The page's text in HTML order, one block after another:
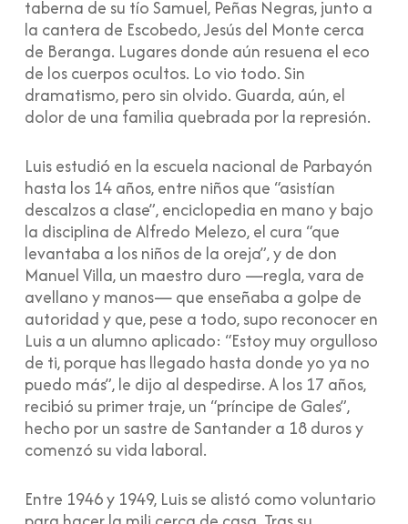
taberna de su tío Samuel, Peñas Negras, junto a
la cantera de Escobedo, Jesús del Monte cerca
de Beranga. Lugares donde aún resuena el eco
de los cuerpos ocultos. Lo vio todo. Sin
dramatismo, pero sin olvido. Guarda, aún, el
dolor de una familia quebrada por la represión.
Luis estudió en la escuela nacional de Parbayón
hasta los 14 años, entre niños que “asistían
descalzos a clase”, enciclopedia en mano y bajo
la disciplina de Alfredo Melezo, el cura “que
levantaba a los niños de la oreja”, y de don
Manuel Villa, un maestro duro —regla, vara de
avellano y manos— que enseñaba a golpe de
autoridad y que, pese a todo, supo reconocer en
Luis a un alumno aplicado: “Estoy muy orgulloso
de ti, porque has llegado hasta donde yo ya no
puedo más”, le dijo al despedirse. A los 17 años,
recibió su primer traje, un “príncipe de Gales”,
hecho por un sastre de Santander a 18 duros y
comenzó su vida laboral.
Entre 1946 y 1949, Luis se alistó como voluntario